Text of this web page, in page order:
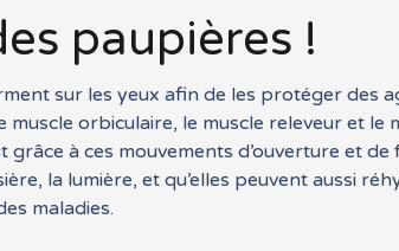
paupières !
sur les yeux afin de les protéger des
orbiculaire, le muscle releveur et
à ces mouvements d’ouverture et
la lumière, et qu’elles peuvent aussi
maladies.